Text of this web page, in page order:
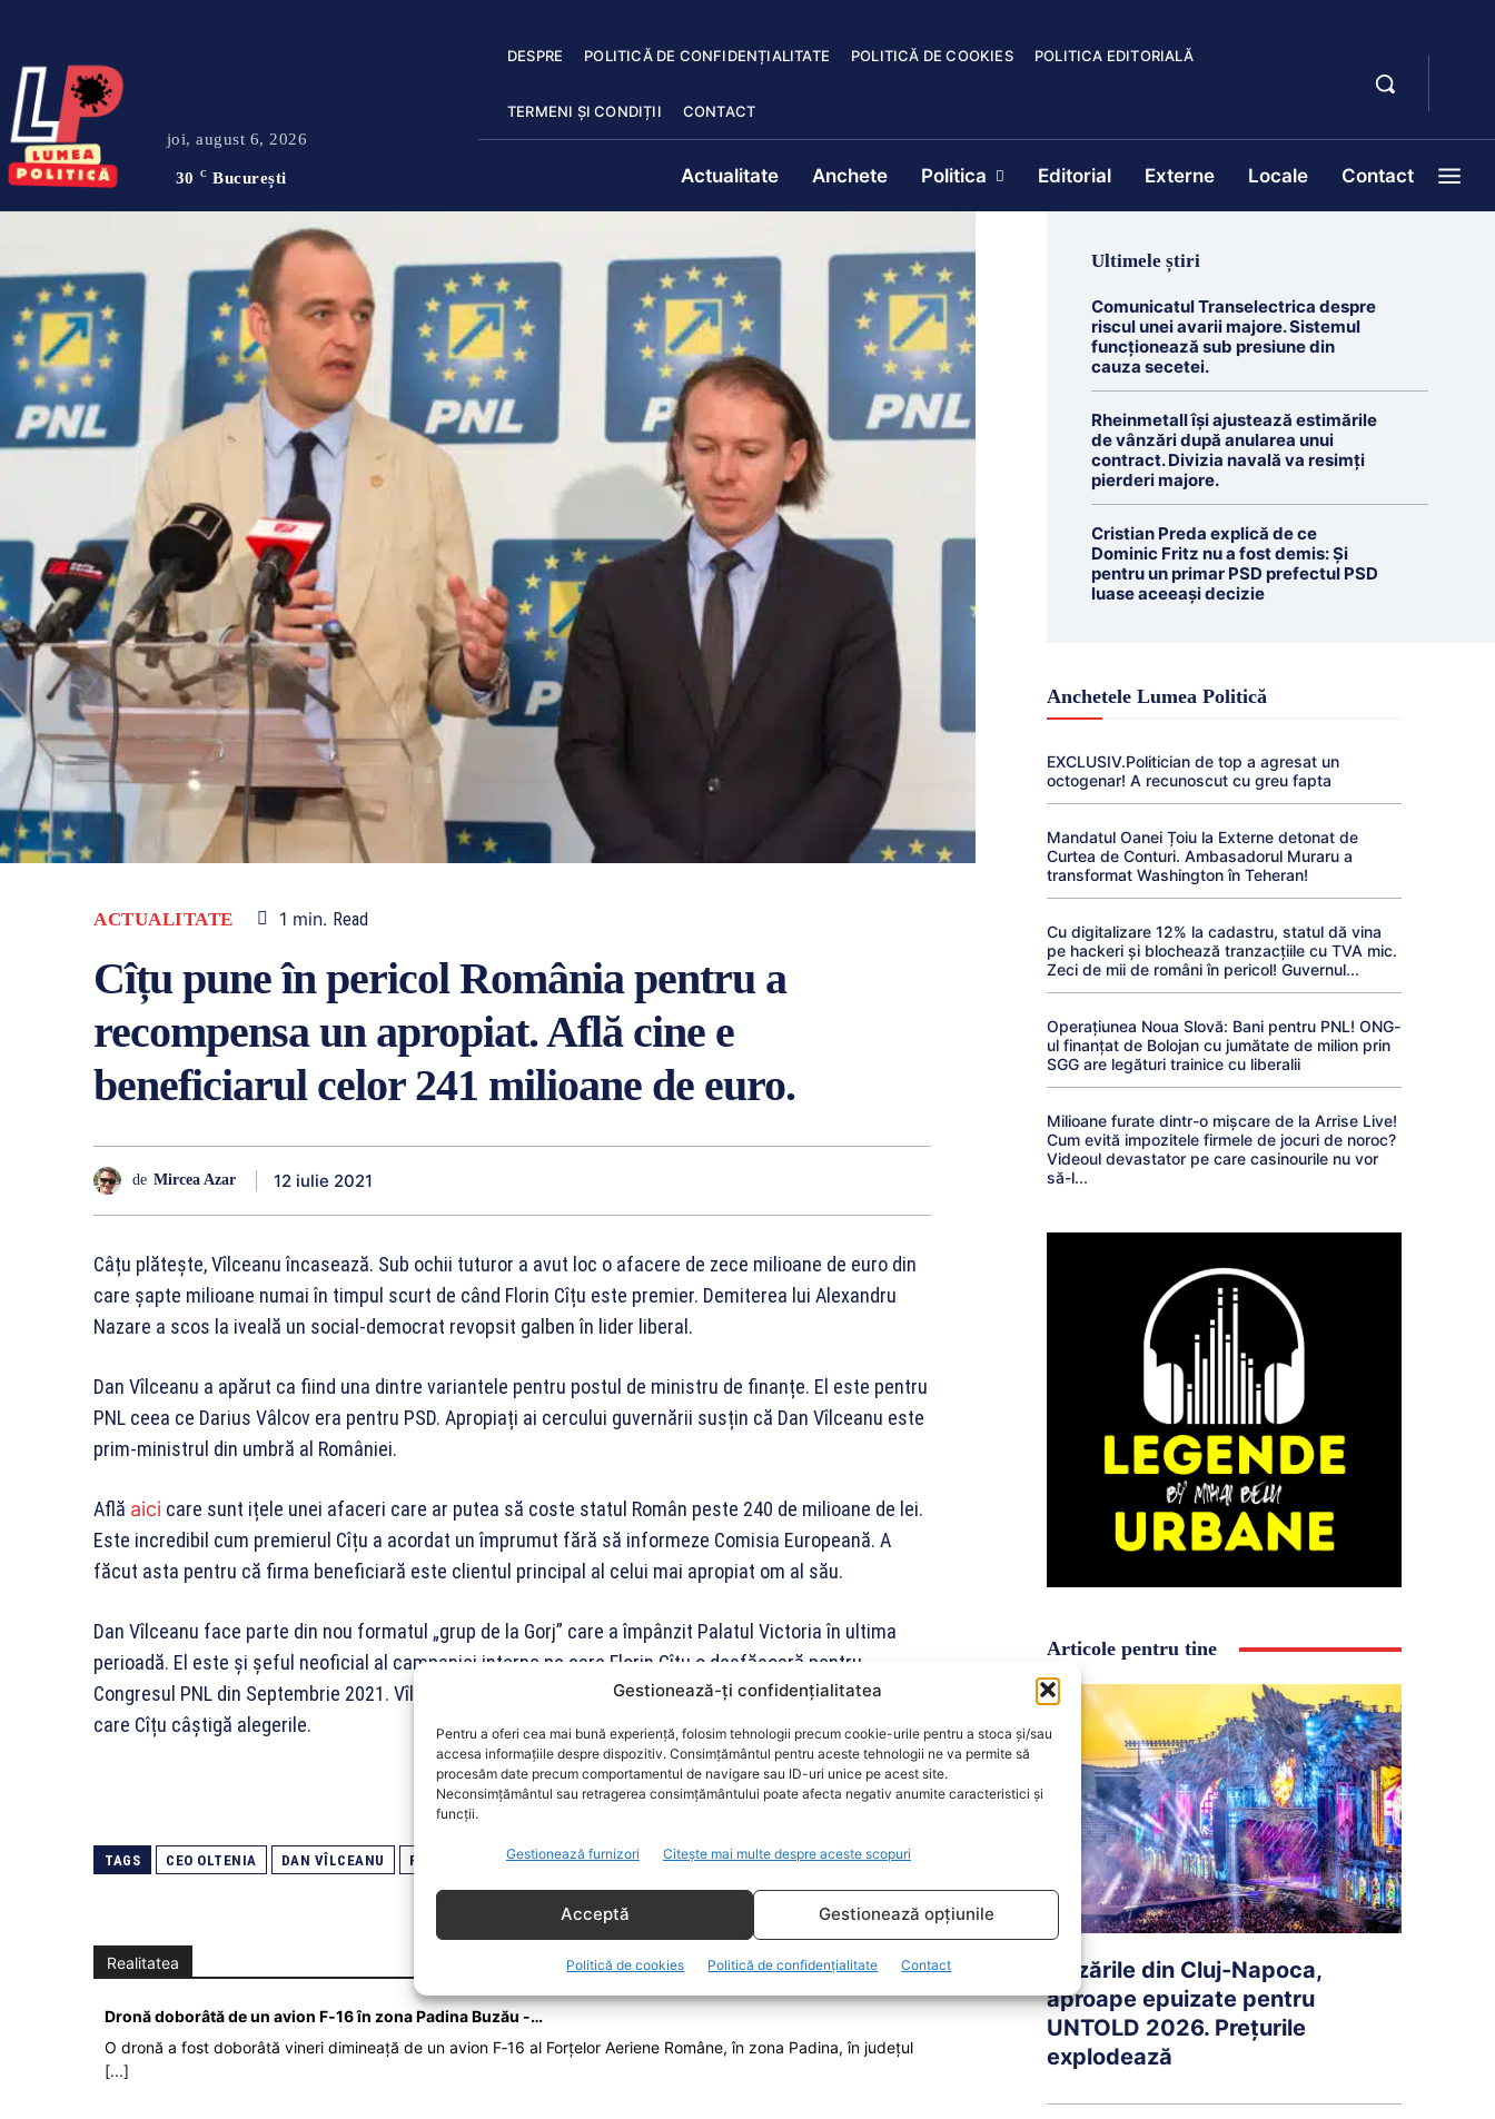
Gestionează-ți confidențialitatea
Pentru a oferi cea mai bună experiență, folosim tehnologii precum cookie-urile pentru a stoca și/sau
accesa informațiile despre dispozitiv. Consimțământul pentru aceste tehnologii ne va permite să
procesăm date precum comportamentul de navigare sau ID-uri unice pe acest site.
Neconsimțământul sau retragerea consimțământului poate afecta negativ anumite caracteristici și
funcții.
Gestionează furnizori Citește mai multe despre aceste scopuri
Acceptă Gestionează opțiunile
Politică de cookies Politică de confidențialitate Contact
joi, august 6, 2026
30 C București
DESPRE POLITICĂ DE CONFIDENȚIALITATE POLITICĂ DE COOKIES POLITICA EDITORIALĂ
TERMENI ȘI CONDIȚII CONTACT
Actualitate Anchete Politica Editorial Externe Locale Contact
ACTUALITATE 1 min. Read
Cîțu pune în pericol România pentru a
recompensa un apropiat. Află cine e
beneficiarul celor 241 milioane de euro.
de Mircea Azar 12 iulie 2021
Câțu plătește, Vîlceanu încasează. Sub ochii tuturor a avut loc o afacere de zece milioane de euro din
care șapte milioane numai în timpul scurt de când Florin Cîțu este premier. Demiterea lui Alexandru
Nazare a scos la iveală un social-democrat revopsit galben în lider liberal.
Dan Vîlceanu a apărut ca fiind una dintre variantele pentru postul de ministru de finanțe. El este pentru
PNL ceea ce Darius Vâlcov era pentru PSD. Apropiați ai cercului guvernării susțin că Dan Vîlceanu este
prim-ministrul din umbră al României.
Află aici care sunt ițele unei afaceri care ar putea să coste statul Român peste 240 de milioane de lei.
Este incredibil cum premierul Cîțu a acordat un împrumut fără să informeze Comisia Europeană. A
făcut asta pentru că firma beneficiară este clientul principal al celui mai apropiat om al său.
Dan Vîlceanu face parte din nou formatul „grup de la Gorj” care a împânzit Palatul Victoria în ultima
perioadă. El este și șeful neoficial al campaniei interne pe care Florin Cîțu o desfășoară pentru
Congresul PNL din Septembrie 2021. Vîlceanu a fost dat ca sigur secretar general al PNL în cazul în
care Cîțu câștigă alegerile.
TAGS CEO OLTENIA DAN VÎLCEANU FLORIN CÎȚU TREFO
Realitatea
Dronă doborâtă de un avion F‑16 în zona Padina Buzău -…
O dronă a fost doborâtă vineri dimineață de un avion F‑16 al Forțelor Aeriene Române, în zona Padina, în județul
[...]
Ultimele știri
Comunicatul Transelectrica despre
riscul unei avarii majore. Sistemul
funcționează sub presiune din
cauza secetei.
Rheinmetall își ajustează estimările
de vânzări după anularea unui
contract. Divizia navală va resimți
pierderi majore.
Cristian Preda explică de ce
Dominic Fritz nu a fost demis: Și
pentru un primar PSD prefectul PSD
luase aceeași decizie
Anchetele Lumea Politică
EXCLUSIV.Politician de top a agresat un
octogenar! A recunoscut cu greu fapta
Mandatul Oanei Țoiu la Externe detonat de
Curtea de Conturi. Ambasadorul Muraru a
transformat Washington în Teheran!
Cu digitalizare 12% la cadastru, statul dă vina
pe hackeri și blochează tranzacțiile cu TVA mic.
Zeci de mii de români în pericol! Guvernul...
Operațiunea Noua Slovă: Bani pentru PNL! ONG-
ul finanțat de Bolojan cu jumătate de milion prin
SGG are legături trainice cu liberalii
Milioane furate dintr-o mișcare de la Arrise Live!
Cum evită impozitele firmele de jocuri de noroc?
Videoul devastator pe care casinourile nu vor
să-l...
Articole pentru tine
Cazările din Cluj-Napoca,
aproape epuizate pentru
UNTOLD 2026. Prețurile
explodează